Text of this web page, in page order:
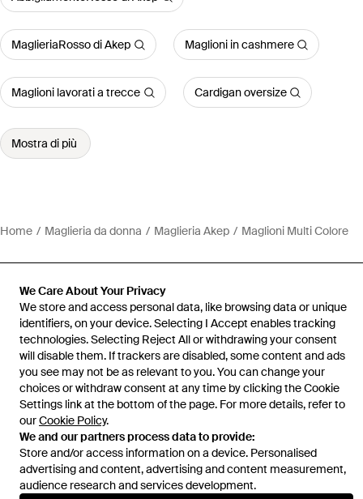
We Care About Your Privacy
We store and access personal data, like browsing data or unique
identifiers, on your device. Selecting I Accept enables tracking
technologies. Selecting Reject All or withdrawing your consent
will disable them. If trackers are disabled, some content and ads
you see may not be as relevant to you. You can change your
choices or withdraw consent at any time by clicking the Cookie
Settings link at the bottom of the page. For more details, refer to
ourCookie Policy.
We and our partners process data to provide:
Store and/or access information on a device. Personalised
advertising and content, advertising and content measurement,
audience research and services development.
MaglieriaRosso di Akep Maglioni in cashmere
Maglioni lavorati a trecce Cardigan oversize
Mostra di più
Home Maglieria da donna Maglieria Akep Maglioni Multi Colore
Assistenza e info